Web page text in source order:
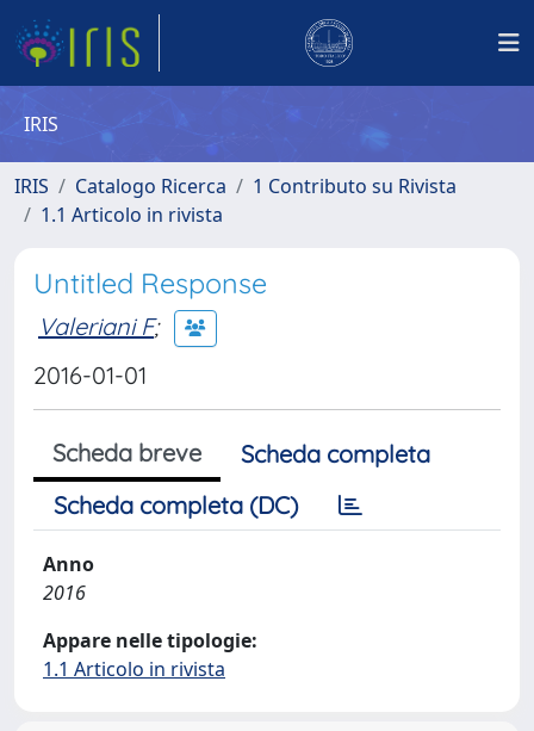
IRIS
IRIS Catalogo Ricerca
1 Contributo su Rivista
1.1 Articolo in rivista
Untitled Response
Valeriani F;
2016-01-01
Scheda breve
Scheda completa
Scheda completa (DC)
Anno
2016
Appare nelle tipologie:
1.1 Articolo in rivista